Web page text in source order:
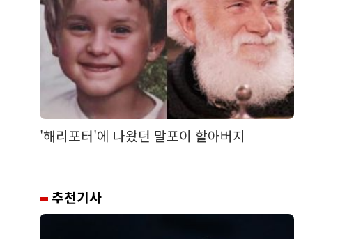
'해리포터'에 나왔던 말포이 할아버지
추천기사